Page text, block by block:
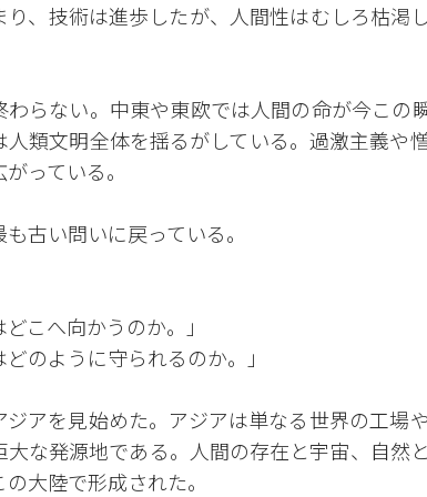
り、技術は進歩したが、人間性はむしろ枯渇
らない。中東や東欧では人間の命が今この
類文明全体を揺るがしている。過激主義や
っている。
古い問いに戻っている。
こへ向かうのか。」
どのように守られるのか。」
ジアを見始めた。アジアは単なる世界の工場
大な発源地である。人間の存在と宇宙、自然
大陸で形成された。